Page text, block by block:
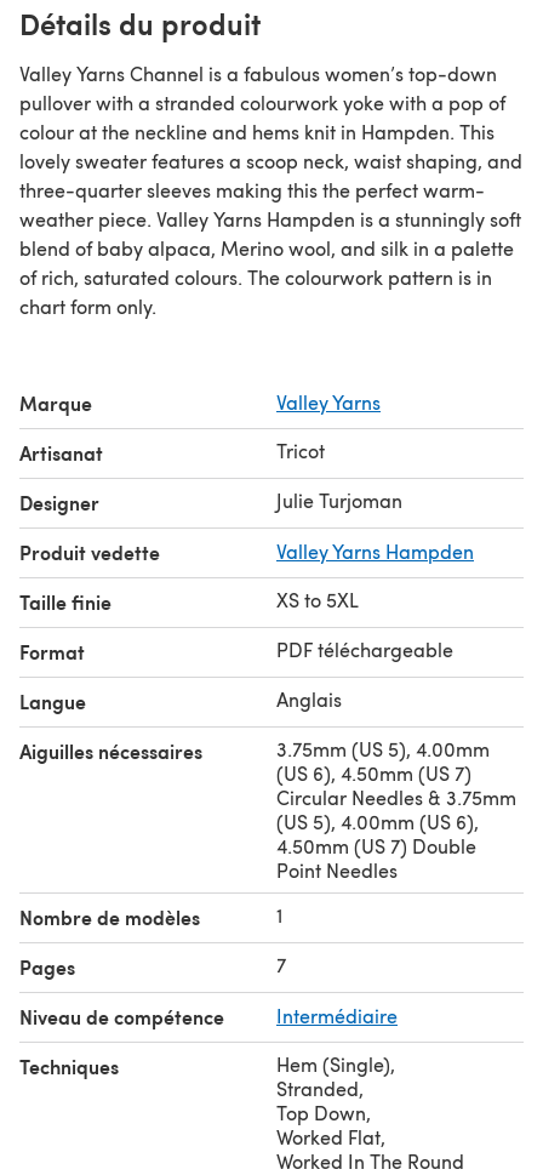
Détails du produit
Valley Yarns Channel is a fabulous women’s top-down
pullover with a stranded colourwork yoke with a pop of
colour at the neckline and hems knit in Hampden. This
lovely sweater features a scoop neck, waist shaping, and
three-quarter sleeves making this the perfect warm-
weather piece. Valley Yarns Hampden is a stunningly soft
blend of baby alpaca, Merino wool, and silk in a palette
of rich, saturated colours. The colourwork pattern is in
chart form only.
Marque Valley Yarns
Artisanat Tricot
Designer Julie Turjoman
Produit vedette Valley Yarns Hampden
Taille finie XS to 5XL
Format PDF téléchargeable
Langue Anglais
Aiguilles nécessaires
3.75mm (US 5), 4.00mm
(US 6), 4.50mm (US 7)
Circular Needles & 3.75mm
(US 5), 4.00mm (US 6),
4.50mm (US 7) Double
Point Needles
Nombre de modèles 1
Pages 7
Niveau de compétence Intermédiaire
Techniques Hem (Single),
Stranded,
Top Down,
Worked Flat,
Worked In The Round